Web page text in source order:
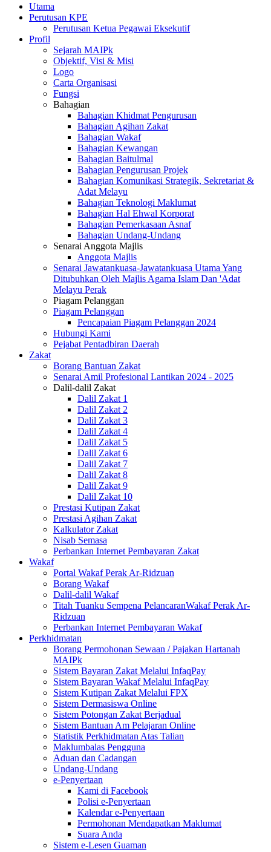
Utama
Perutusan KPE
Perutusan Ketua Pegawai Eksekutif
Profil
Sejarah MAIPk
Objektif, Visi & Misi
Logo
Carta Organisasi
Fungsi
Bahagian
Bahagian Khidmat Pengurusan
Bahagian Agihan Zakat
Bahagian Wakaf
Bahagian Kewangan
Bahagian Baitulmal
Bahagian Pengurusan Projek
Bahagian Komunikasi Strategik, Sekretariat &
Adat Melayu
Bahagian Teknologi Maklumat
Bahagian Hal Ehwal Korporat
Bahagian Pemerkasaan Asnaf
Bahagian Undang-Undang
Senarai Anggota Majlis
Anggota Majlis
Senarai Jawatankuasa-Jawatankuasa Utama Yang
Ditubuhkan Oleh Majlis Agama Islam Dan 'Adat
Melayu Perak
Piagam Pelanggan
Piagam Pelanggan
Pencapaian Piagam Pelanggan 2024
Hubungi Kami
Pejabat Pentadbiran Daerah
Zakat
Borang Bantuan Zakat
Senarai Amil Profesional Lantikan 2024 - 2025
Dalil-dalil Zakat
Dalil Zakat 1
Dalil Zakat 2
Dalil Zakat 3
Dalil Zakat 4
Dalil Zakat 5
Dalil Zakat 6
Dalil Zakat 7
Dalil Zakat 8
Dalil Zakat 9
Dalil Zakat 10
Prestasi Kutipan Zakat
Prestasi Agihan Zakat
Kalkulator Zakat
Nisab Semasa
Perbankan Internet Pembayaran Zakat
Wakaf
Portal Wakaf Perak Ar-Ridzuan
Borang Wakaf
Dalil-dalil Wakaf
Titah Tuanku Sempena PelancaranWakaf Perak Ar-
Ridzuan
Perbankan Internet Pembayaran Wakaf
Perkhidmatan
Borang Permohonan Sewaan / Pajakan Hartanah
MAIPk
Sistem Bayaran Zakat Melalui InfaqPay
Sistem Bayaran Wakaf Melalui InfaqPay
Sistem Kutipan Zakat Melalui FPX
Sistem Dermasiswa Online
Sistem Potongan Zakat Berjadual
Sistem Bantuan Am Pelajaran Online
Statistik Perkhidmatan Atas Talian
Maklumbalas Pengguna
Aduan dan Cadangan
Undang-Undang
e-Penyertaan
Kami di Facebook
Polisi e-Penyertaan
Kalendar e-Penyertaan
Permohonan Mendapatkan Maklumat
Suara Anda
Sistem e-Lesen Guaman